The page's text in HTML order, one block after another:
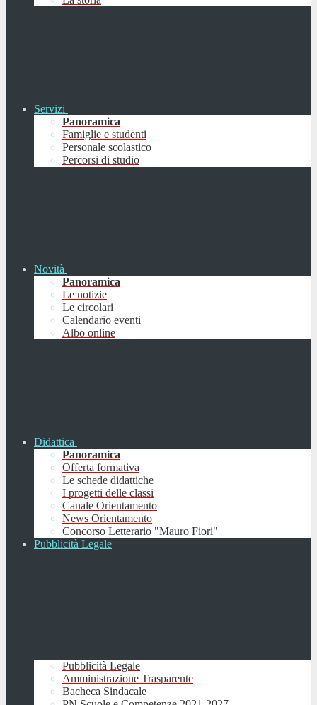
Servizi
Panoramica
Famiglie e studenti
Personale scolastico
Percorsi di studio
Novità
Panoramica
Le notizie
Le circolari
Calendario eventi
Albo online
Didattica
Panoramica
Offerta formativa
Le schede didattiche
I progetti delle classi
Canale Orientamento
News Orientamento
Concorso Letterario "Mauro Fiori"
Pubblicità Legale
Pubblicità Legale
Amministrazione Trasparente
Bacheca Sindacale